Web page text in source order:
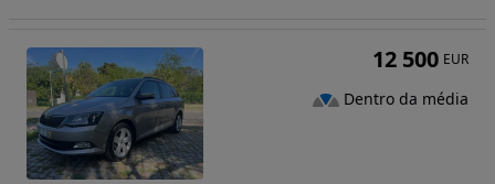
12 500 EUR
Dentro da média